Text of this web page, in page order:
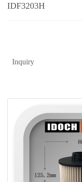
IDF3203H
Inquiry